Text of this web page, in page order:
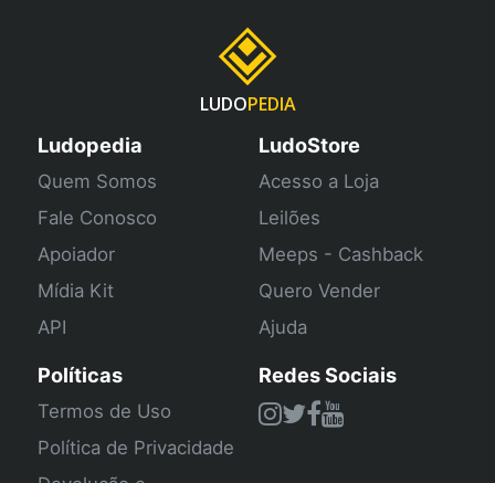
LUDOPEDIA
Ludopedia
Quem Somos
Fale Conosco
Apoiador
Mídia Kit
API
LudoStore
Acesso a Loja
Leilões
Meeps - Cashback
Quero Vender
Ajuda
Políticas
Termos de Uso
Política de Privacidade
Redes Sociais